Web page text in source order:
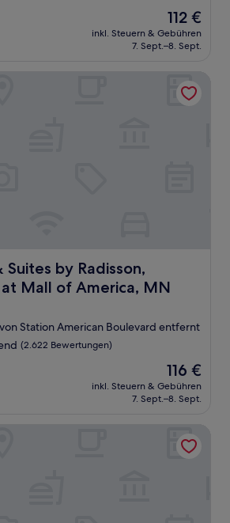
Der
Preis
beträgt
112 €
inkl. Steuern & Gebühren
7. Sept.–8. Sept.
Suites by Radisson,
Mall of America, MN
by Radisson, Bloomington at Mall
Station American Boulevard entfernt
(2.622 Bewertungen)
Der
Preis
beträgt
116 €
inkl. Steuern & Gebühren
7. Sept.–8. Sept.
by Radisson, Bloomington at Mall of
Bloomington by Mall of America